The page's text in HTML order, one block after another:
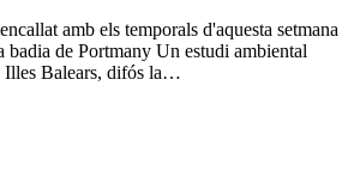
amb els temporals d'aquesta setmana
badia de Portmany Un estudi ambiental
Illes Balears, difós la…